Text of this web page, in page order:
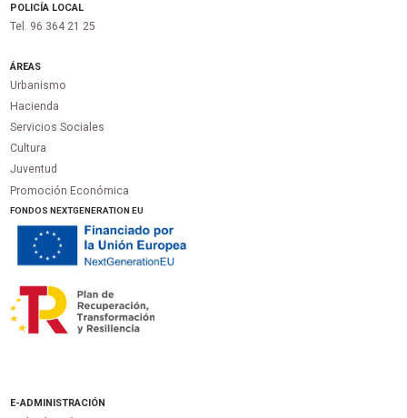
POLICÍA LOCAL
Tel. 96 364 21 25
ÁREAS
Urbanismo
Hacienda
Servicios Sociales
Cultura
Juventud
Promoción Económica
FONDOS NEXTGENERATION EU
E-ADMINISTRACIÓN